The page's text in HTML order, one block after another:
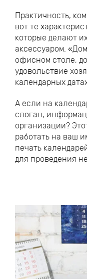
Практичность,
вот те
которые делают
аксессуаром.
офисном столе,
удовольствие
календарных
А если на
слоган,
организации?
работать на ваш
печать
для проведения